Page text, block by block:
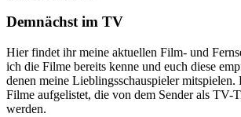
Demnächst im TV
Hier findet ihr meine aktuellen Film- und
ich die Filme bereits kenne und euch diese
denen meine Lieblingsschauspieler mitspielen.
Filme aufgelistet, die von dem Sender als TV-
werden.